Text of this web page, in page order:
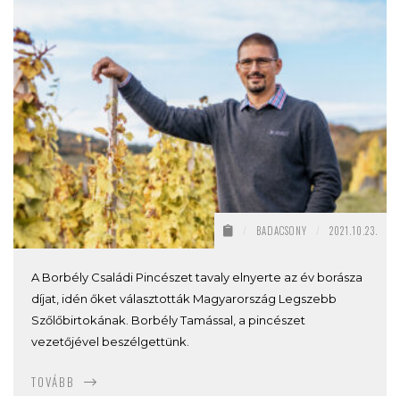
BADACSONY 2021.10.23.
A Borbély Családi Pincészet tavaly elnyerte az év borásza
díjat, idén őket választották Magyarország Legszebb
Szőlőbirtokának. Borbély Tamással, a pincészet
vezetőjével beszélgettünk.
TOVÁBB